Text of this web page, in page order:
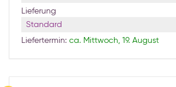
Lieferung
Standard
Liefertermin: ca. Mittwoch, 19. August